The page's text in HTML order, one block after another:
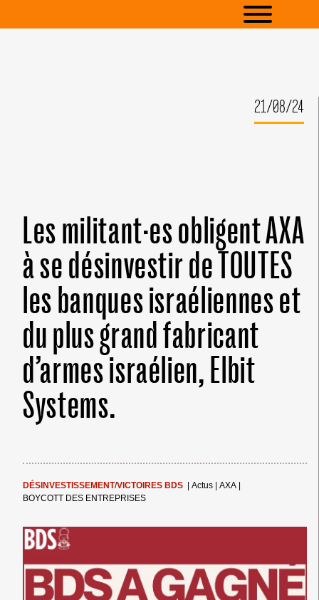
21/08/24
Les militant·es obligent AXA
à se désinvestir de TOUTES
les banques israéliennes et
du plus grand fabricant
d’armes israélien, Elbit
Systems.
DÉSINVESTISSEMENT/VICTOIRES BDS Actus AXA
BOYCOTT DES ENTREPRISES